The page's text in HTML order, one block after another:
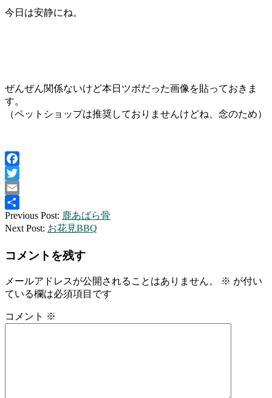
今日は安静にね。
ぜんぜん関係ないけど本日ツボだった画像を貼っておきま
す。
（ペットショップは推奨しておりませんけどね、念のため）
Facebook
Twitter
Email
共
有
2019-
04-
Previous Post: 鹿あばら骨
Next Post: お花見BBQ
コメントを残す
メールアドレスが公開されることはありません。 ※ が付い
ている欄は必須項目です
コメント ※